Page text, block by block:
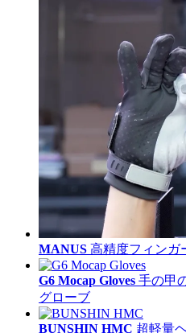
MANUS 高精度フィンガ
G6 Mocap Gloves 手の甲
グローブ
BUNSHIN HMC 超軽量